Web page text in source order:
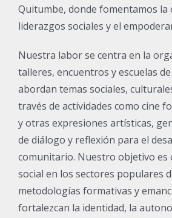
Quitumbe, donde fomentamos la
liderazgos sociales y el
Nuestra labor se centra en la
talleres, encuentros y escuelas
abordan temas sociales,
través de actividades como cine
y otras expresiones artísticas,
de diálogo y reflexión para el
comunitario. Nuestro objetivo es
social en los sectores populares
metodologías formativas y
fortalezcan la identidad, la